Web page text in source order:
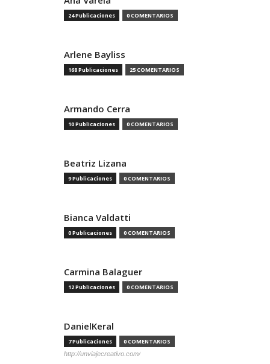
24 Publicaciones 0 COMENTARIOS
Arlene Bayliss
168 Publicaciones 25 COMENTARIOS
Armando Cerra
10 Publicaciones 0 COMENTARIOS
Beatriz Lizana
9 Publicaciones 0 COMENTARIOS
Bianca Valdatti
0 Publicaciones 0 COMENTARIOS
Carmina Balaguer
12 Publicaciones 0 COMENTARIOS
DanielKeral
7 Publicaciones 0 COMENTARIOS
http://unviajecreativo.com/